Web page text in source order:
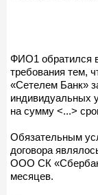
ФИО1 обратился
требования тем,
«Сетелем Банк»
индивидуальных
на сумму <...>
Обязательным
договора
ООО СК
месяцев.